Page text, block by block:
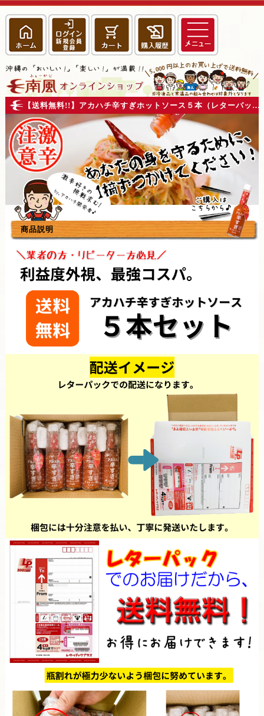
【送料無料!!】アカハチ辛すぎホットソース５本（レターパック発送限定）
商品説明